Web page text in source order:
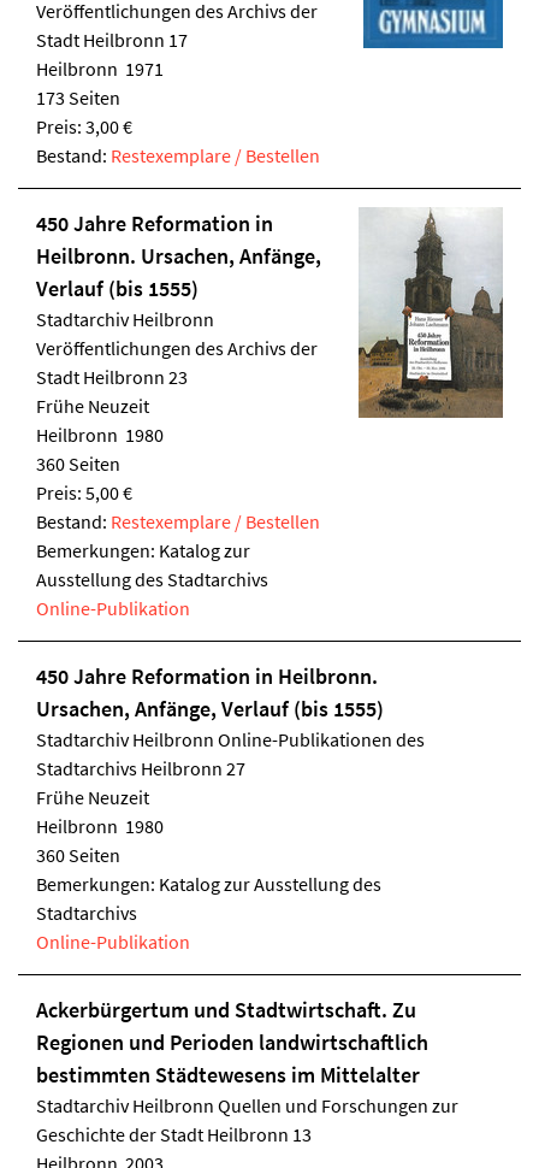
Veröffentlichungen des Archivs der
Stadt Heilbronn 17
Heilbronn 1971
173 Seiten
Preis: 3,00 €
Bestand: Restexemplare / Bestellen
450 Jahre Reformation in
Heilbronn. Ursachen, Anfänge,
Verlauf (bis 1555)
Stadtarchiv Heilbronn
Veröffentlichungen des Archivs der
Stadt Heilbronn 23
Frühe Neuzeit
Heilbronn 1980
360 Seiten
Preis: 5,00 €
Bestand: Restexemplare / Bestellen
Bemerkungen: Katalog zur
Ausstellung des Stadtarchivs
Online-Publikation
450 Jahre Reformation in Heilbronn.
Ursachen, Anfänge, Verlauf (bis 1555)
Stadtarchiv Heilbronn Online-Publikationen des
Stadtarchivs Heilbronn 27
Frühe Neuzeit
Heilbronn 1980
360 Seiten
Bemerkungen: Katalog zur Ausstellung des
Stadtarchivs
Online-Publikation
Ackerbürgertum und Stadtwirtschaft. Zu
Regionen und Perioden landwirtschaftlich
bestimmten Städtewesens im Mittelalter
Stadtarchiv Heilbronn Quellen und Forschungen zur
Geschichte der Stadt Heilbronn 13
Heilbronn 2003